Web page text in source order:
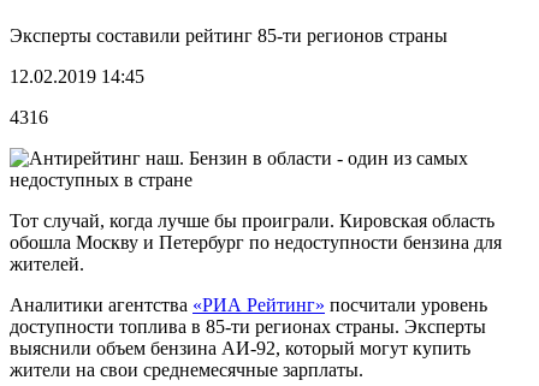
Эксперты составили рейтинг 85-ти регионов страны
12.02.2019 14:45
4316
Тот случай, когда лучше бы проиграли. Кировская область
обошла Москву и Петербург по недоступности бензина для
жителей.
Аналитики агентства «РИА Рейтинг» посчитали уровень
доступности топлива в 85-ти регионах страны. Эксперты
выяснили объем бензина АИ-92, который могут купить
жители на свои среднемесячные зарплаты.